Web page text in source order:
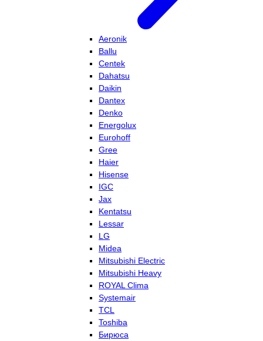
Aeronik
Ballu
Centek
Dahatsu
Daikin
Dantex
Denko
Energolux
Eurohoff
Gree
Haier
Hisense
IGC
Jax
Kentatsu
Lessar
LG
Midea
Mitsubishi Electric
Mitsubishi Heavy
ROYAL Clima
Systemair
TCL
Toshiba
Бирюса